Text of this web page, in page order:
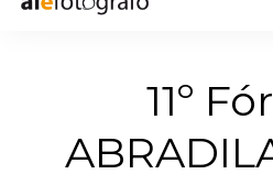
11º